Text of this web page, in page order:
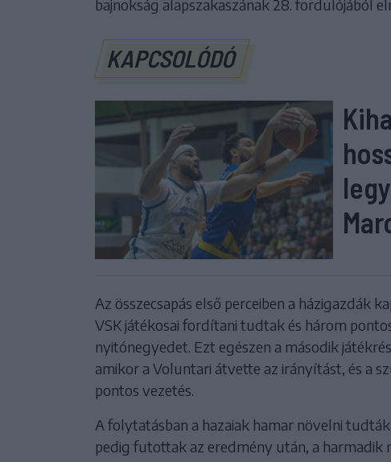
bajnokság alapszakaszának 28. fordulójából
KAPCSOLÓDÓ
Az összecsapás első perceiben a házigazdák
VSK játékosai fordítani tudtak és három
nyitónegyedet. Ezt egészen a második
amikor a Voluntari átvette az irányítást, és a
pontos vezetés.
A folytatásban a hazaiak hamar növelni
pedig futottak az eredmény után, a